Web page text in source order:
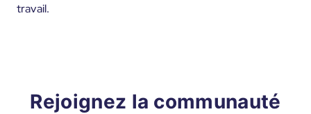
travail.
Rejoignez la communauté